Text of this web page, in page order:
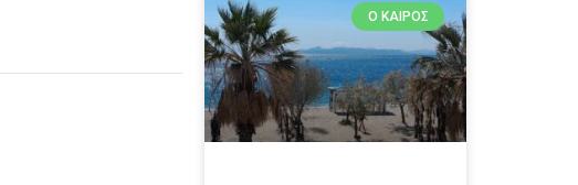
Ο ΚΑΙΡΌΣ